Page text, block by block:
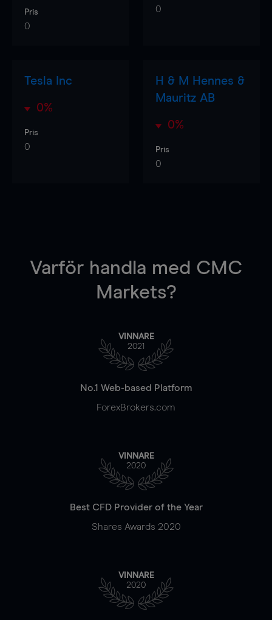
Pris
0
0
Tesla Inc
0%
Pris
0
H & M Hennes &
Mauritz AB
0%
Pris
0
Varför handla med CMC
Markets?
VINNARE
2021
No.1 Web-based Platform
ForexBrokers.com
VINNARE
2020
Best CFD Provider of the Year
Shares Awards 2020
VINNARE
2020